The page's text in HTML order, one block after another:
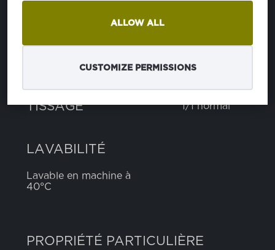
ALLOW ALL
CUSTOMIZE PERMISSIONS
TISSAGE 1/1 normal
LAVABILITÉ
Lavable en machine à
40°C
PROPRIÉTÉ PARTICULIÈRE